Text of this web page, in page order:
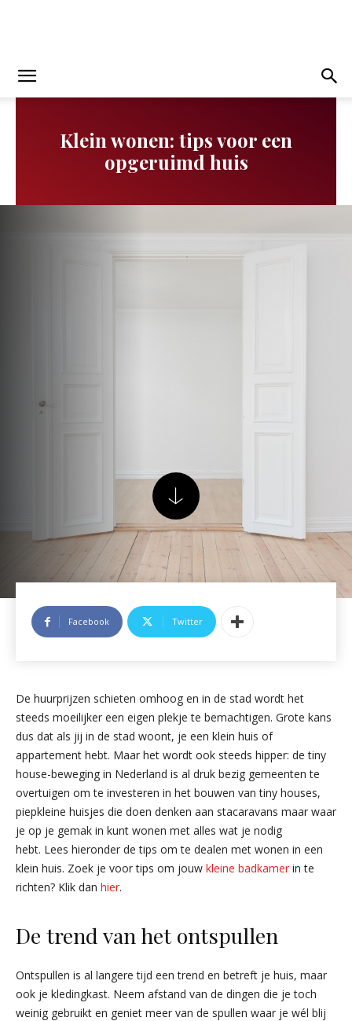
Klein wonen: tips voor een
opgeruimd huis
Facebook Twitter
De huurprijzen schieten omhoog en in de stad wordt het
steeds moeilijker een eigen plekje te bemachtigen. Grote kans
dus dat als jij in de stad woont, je een klein huis of
appartement hebt. Maar het wordt ook steeds hipper: de tiny
house-beweging in Nederland is al druk bezig gemeenten te
overtuigen om te investeren in het bouwen van tiny houses,
piepkleine huisjes die doen denken aan stacaravans maar waar
je op je gemak in kunt wonen met alles wat je nodig
hebt. Lees hieronder de tips om te dealen met wonen in een
klein huis. Zoek je voor tips om jouw kleine badkamer in te
richten? Klik dan hier.
De trend van het ontspullen
Ontspullen is al langere tijd een trend en betreft je huis, maar
ook je kledingkast. Neem afstand van de dingen die je toch
weinig gebruikt en geniet meer van de spullen waar je wél blij